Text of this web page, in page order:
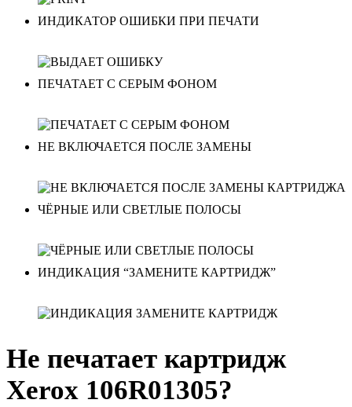
ИНДИКАТОР ОШИБКИ ПРИ ПЕЧАТИ
ПЕЧАТАЕТ С СЕРЫМ ФОНОМ
НЕ ВКЛЮЧАЕТСЯ ПОСЛЕ ЗАМЕНЫ
ЧЁРНЫЕ ИЛИ СВЕТЛЫЕ ПОЛОСЫ
ИНДИКАЦИЯ “ЗАМЕНИТЕ КАРТРИДЖ”
Не печатает картридж
Xerox 106R01305?